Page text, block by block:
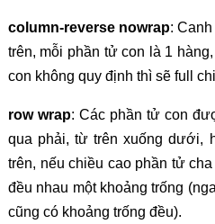
column-reverse nowrap:
trên, mỗi phần tử con là 1
con không quy định thì sẽ full
row wrap: Các phần tử con
qua phải, từ trên xuống dưới,
trên, nếu chiều cao phần tử
đều nhau một khoảng trống
cũng có khoảng trống đều).